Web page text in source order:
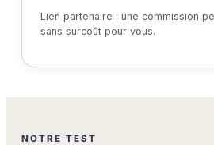
Lien partenaire : une commission
sans surcoût pour vous.
NOTRE TEST